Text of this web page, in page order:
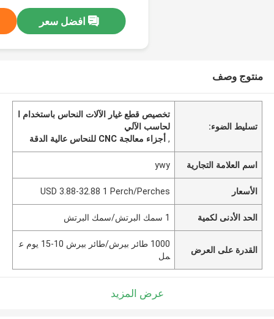
افضل سعر
منتوج وصف
تسليط الضوء:
تخصيص قطع غيار الآلات النحاس باستخدام ا
لحاسب الآلي
,أجزاء معالجة CNC للنحاس عالية الدقة
اسم العلامة التجارية ywy
الأسعار USD 3.88-32.88 1 Perch/Perches
الحد الأدنى لكمية 1 سمك البرتش/سمك البرتش
القدرة على العرض
1000 طائر بيرش/طائر بيرش 10-15 يوم ع
مل
عرض المزيد